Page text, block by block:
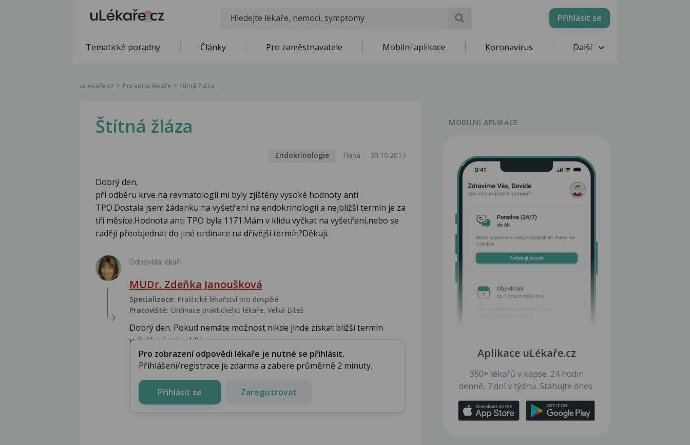
Přihlásit se
Tematické poradny Články Pro zaměstnavatele Mobilní aplikace Koronavirus Další
uLékaře.cz Poradna lékaře štítná žláza
Štítná žláza
Endokrinologie Hana 30.10.2017
Dobrý den,
při odběru krve na revmatologii mi byly zjištěny vysoké hodnoty anti
TPO.Dostala jsem žádanku na vyšetření na endokrinologii a nejbližší termín je za
tři měsíce.Hodnota anti TPO byla 1171.Mám v klidu vyčkat na vyšetření,nebo se
raději přeobjednat do jiné ordinace na dřívější termín?Děkuji.
Odpovídá lékař:
MUDr. Zdeňka Janoušková
Specializace: Praktické lékařství pro dospělé
Pracoviště: Ordinace praktického lékaře, Velká Bíteš
Dobrý den. Pokud nemáte možnost nikde jinde získat bližší termín
vyšetření, tak v klidu v...
Pro zobrazení odpovědi lékaře je nutné se přihlásit.
Přihlášení/registrace je zdarma a zabere průměrně 2 minuty.
Přihlásit se Zaregistrovat
MOBILNÍ APLIKACE
Aplikace uLékaře.cz
350+ lékařů v kapse. 24 hodin
denně, 7 dní v týdnu. Stahujte dnes.